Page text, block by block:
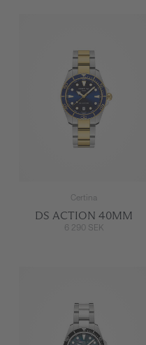
Certina
DS ACTION 40MM
6 290 SEK